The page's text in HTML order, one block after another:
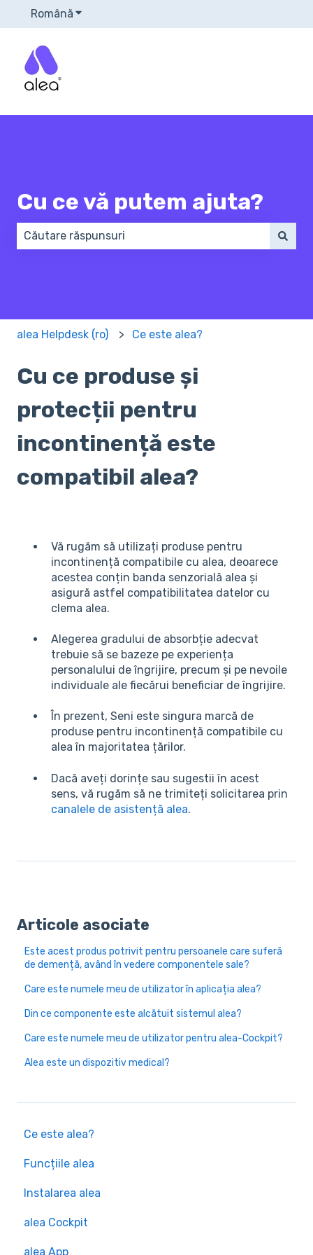
Română Afișare submeniu pentru traduceri
Cu ce vă putem ajuta?
alea Helpdesk (ro) Ce este alea?
Cu ce produse și
protecții pentru
incontinență este
compatibil alea?
Vă rugăm să utilizați produse pentru
incontinență compatibile cu alea, deoarece
acestea conțin banda senzorială alea și
asigură astfel compatibilitatea datelor cu
clema alea.
Alegerea gradului de absorbție adecvat
trebuie să se bazeze pe experiența
personalului de îngrijire, precum și pe nevoile
individuale ale fiecărui beneficiar de îngrijire.
În prezent, Seni este singura marcă de
produse pentru incontinență compatibile cu
alea în majoritatea țărilor.
Dacă aveți dorințe sau sugestii în acest
sens, vă rugăm să ne trimiteți solicitarea prin
canalele de asistență alea.
Ce este alea?
Funcțiile alea
Instalarea alea
alea Cockpit
alea App
Articole asociate
Este acest produs potrivit pentru persoanele care suferă
de demență, având în vedere componentele sale?
Care este numele meu de utilizator în aplicația alea?
Din ce componente este alcătuit sistemul alea?
Care este numele meu de utilizator pentru alea-Cockpit?
Alea este un dispozitiv medical?